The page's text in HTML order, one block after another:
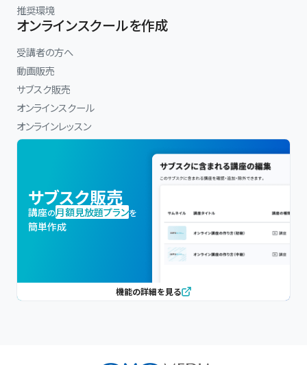
推奨環境
オンラインスクールを作成
受講者の方へ
動画販売
サブスク販売
オンラインスクール
オンラインレッスン
サブスク販売
講座の月額見放題プランを
簡単作成
機能の詳細を見る